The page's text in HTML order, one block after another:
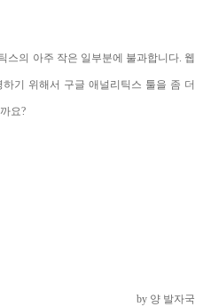
스의 아주 작은 일부분에 불과합니다. 웹
기 위해서 구글 애널리틱스 툴을 좀 더
요?
by 양 발자국